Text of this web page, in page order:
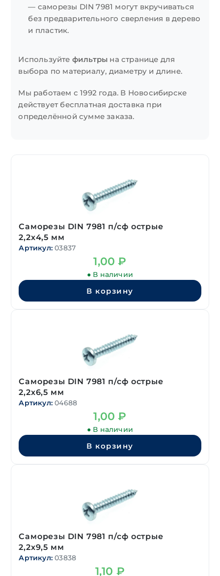
— саморезы DIN 7981 могут вкручиваться
без предварительного сверления в дерево
и пластик.
Используйте фильтры на странице для
выбора по материалу, диаметру и длине.
Мы работаем с 1992 года. В Новосибирске
действует бесплатная доставка при
определённой сумме заказа.
Саморезы DIN 7981 п/сф острые
2,2х4,5 мм
Артикул: 03837
1,00₽
● В наличии
В корзину
Саморезы DIN 7981 п/сф острые
2,2х6,5 мм
Артикул: 04688
1,00₽
● В наличии
В корзину
Саморезы DIN 7981 п/сф острые
2,2х9,5 мм
Артикул: 03838
1,10 ₽